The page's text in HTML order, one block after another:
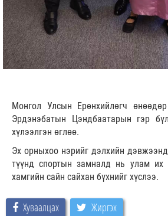
Монгол Улсын Ерөнхийлөгч
Эрдэнэбатын Цэндбаатарын гэр
хүлээлгэн өглөө.
Эх орныхоо нэрийг дэлхийн
түүнд спортын замналд нь улам их
хамгийн сайн сайхан бүхнийг хүслээ.
Хуваалцах Жиргэх